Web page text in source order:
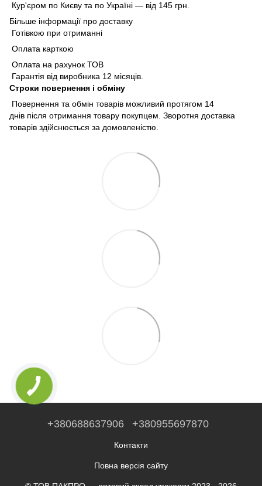
Кур'єром по Києву та по Україні — від 145 грн.
Більше інформації про доставку
Готівкою при отриманні
Оплата карткою
Оплата на рахунок ТОВ
Гарантія від виробника 12 місяців.
Строки повернення і обміну
Повернення та обмін товарів можливий протягом 14
днів після отримання товару покупцем. Зворотня доставка
товарів здійснюється за домовленістю.
+380688637906 +380955697870
Контакти
Повна версія сайту